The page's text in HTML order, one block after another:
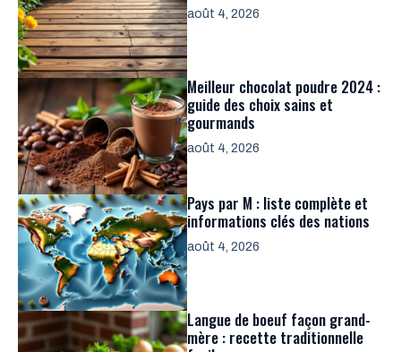
août 4, 2026
Meilleur chocolat poudre 2024 :
guide des choix sains et
gourmands
août 4, 2026
Pays par M : liste complète et
informations clés des nations
août 4, 2026
Langue de boeuf façon grand-
mère : recette traditionnelle